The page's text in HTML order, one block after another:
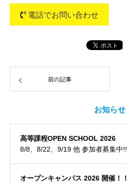
電話でお問い合わせ
前の記事
お知らせ
高等課程OPEN SCHOOL 2026
8/8、8/22、9/19 他 参加者募集中!!
オープンキャンパス 2026 開催！！